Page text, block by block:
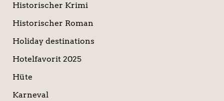
Historischer Krimi
Historischer Roman
Holiday destinations
Hotelfavorit 2025
Hüte
Karneval